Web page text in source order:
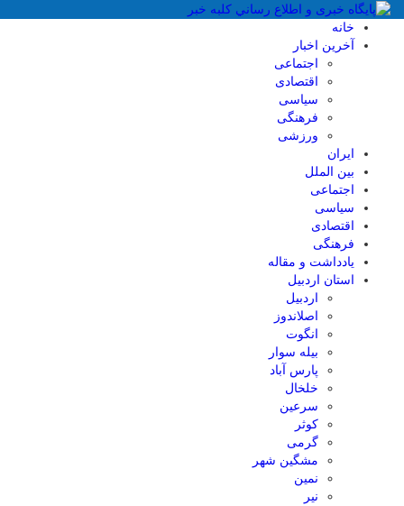
خانه
آخرین اخبار
اجتماعی
اقتصادی
سیاسی
فرهنگی
ورزشی
ایران
بین الملل
اجتماعی
سیاسی
اقتصادی
فرهنگی
یادداشت و مقاله
استان اردبیل
اردبیل
اصلاندوز
انگوت
بیله سوار
پارس آباد
خلخال
سرعین
کوثر
گرمی
مشگین شهر
نمین
نیر